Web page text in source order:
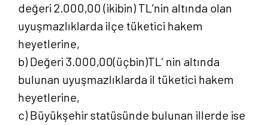
değeri 2.000,00 (ikibin) TL’nin altında olan
uyuşmazlıklarda ilçe tüketici hakem
heyetlerine,
b) Değeri 3.000,00(üçbin)TL’ nin altında
bulunan uyuşmazlıklarda il tüketici hakem
heyetlerine,
c) Büyükşehir statüsünde bulunan illerde ise